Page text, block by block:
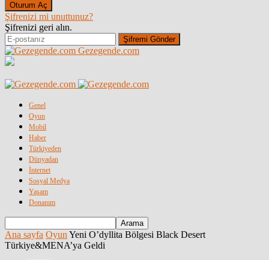
Şifrenizi mi unuttunuz?
Şifrenizi geri alın.
Gezegende.com
Genel
Oyun
Mobil
Haber
Türkiyeden
Dünyadan
İnternet
Sosyal Medya
Yaşam
Donanım
Ana sayfa Oyun Yeni O’dyllita Bölgesi Black Desert
Türkiye&MENA’ya Geldi